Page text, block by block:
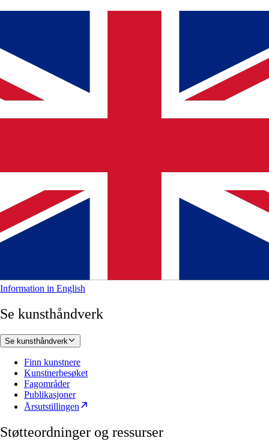
Information in English
Se kunsthåndverk
Se kunsthåndverk
Finn kunstnere
Kunstnerbesøket
Fagområder
Publikasjoner
Årsutstillingen
Støtteordninger og ressurser